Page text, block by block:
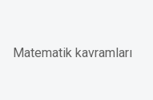
Matematik kavramları